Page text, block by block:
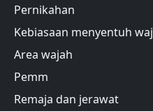
Pernikahan
Kebiasaan menyentuh
Area wajah
Pemm
Remaja dan jerawat